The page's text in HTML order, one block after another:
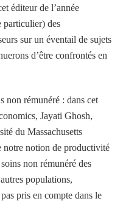
éditeur de l’année
particulier) des
sur un éventail de sujets
d’être confrontés en
non rémunéré : dans cet
Jayati Ghosh,
du Massachusetts
notre notion de productivité
non rémunéré des
populations,
pris en compte dans le